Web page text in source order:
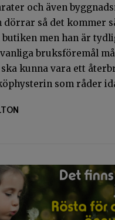
och även
dörrar så det kommer
butiken men han är
bruksföremål
kunna vara ett
som råder